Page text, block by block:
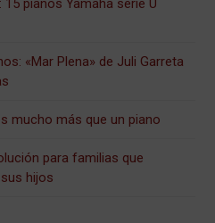
pianos Yamaha serie U
«Mar Plena» de Juli Garreta
mucho más que un piano
para familias que
hijos